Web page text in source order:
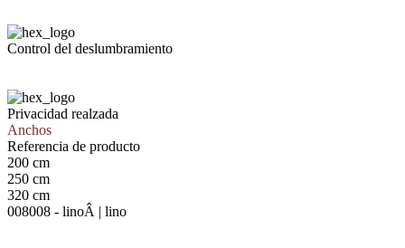
Control del deslumbramiento
Privacidad realzada
Anchos
Referencia de producto
200 cm
250 cm
320 cm
008008 - linoÂ | lino